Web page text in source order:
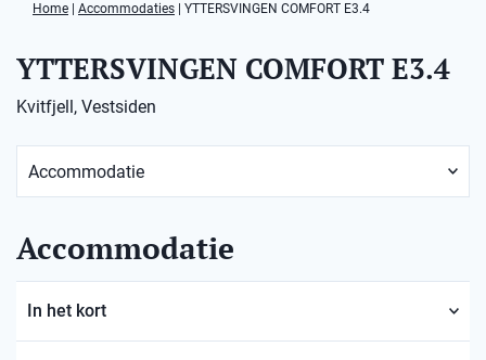
Home Accommodaties YTTERSVINGEN COMFORT E3.4
YTTERSVINGEN COMFORT E3.4
Kvitfjell, Vestsiden
Accommodatie
In het kort